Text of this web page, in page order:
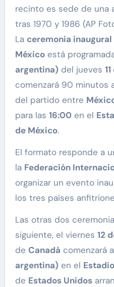
recinto es sede de una
tras 1970 y 1986 (AP
La ceremonia
Méxicoestá
argentina) del jueves
comenzará 90 minutos
del partido entre
para las 16:00 en el
de México.
El formato responde a
la Federación
organizar un evento
los tres países
Las otras dos
siguiente, el viernes 12
de Canadá comenzará
argentina) en el
de Estados Unidos